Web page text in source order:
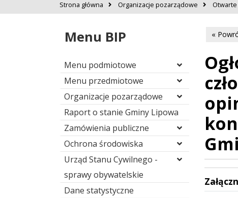
Strona główna Organizacje pozarządowe
Menu BIP
Menu podmiotowe
Menu przedmiotowe
Organizacje pozarządowe
Raport o stanie Gminy Lipowa
Zamówienia publiczne
Ochrona środowiska
Urząd Stanu Cywilnego -
sprawy obywatelskie
Dane statystyczne
«